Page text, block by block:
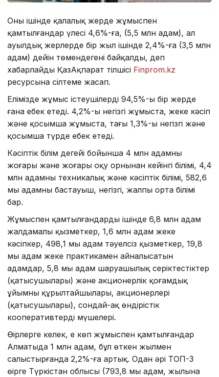
Оның ішінде қалалық жерде жұмыспен
қамтылғандар үлесі 4,6%-ға, (5,5 млн адам), ал
ауылдық жерлерде бір жыл ішінде 2,4%-ға (3,5 млн
адам) дейін төмендегені байқалды, деп
хабарлайды ҚазАқпарат тілшісі Finprom.kz
ресурсына сілтеме жасап.
Елімізде жұмыс істеушілердің 94,5%-ы бір жерде
ғана еңбек етеді. 4,2%-ы негізгі жұмыста, жеке кәсіп
және қосымша жұмыста, тағы 1,3%-ы негізгі және
қосымша түрде еңбек етеді.
Кәсіптік білім деңгейі бойынша 4 млн адамның
жоғары және жоғары оқу орнынан кейінгі білімі, 4,4
млн адамның техникалық және кәсіптік білімі, 582,6
мың адамның бастауыш, негізгі, жалпы орта білімі
бар.
Жұмыспен қамтылғандардың ішінде 6,8 млн адам
жалдамалы қызметкер, 1,6 млн адам жеке
кәсіпкер, 498,1 мың адам тәуелсіз қызметкер, 19,8
мың адам жеке практикамен айналысатын
адамдар, 5,8 мың адам шаруашылық серіктестіктер
(қатысушылары) және акционерлік қоғамдық
ұйымның құрылтайшылары, акционерлері
(қатысушылары), сондай-ақ өндірістік
кооперативтердің мүшелері.
Өңірлерге келек, ең көп жұмыспен қамтылғандар
Алматыда 1 млн адам, бұл өткен жылмен
салыстырғанда 2,2%-ға артық. Одан әрі ТОП-3
өңірге Түркістан облысы (793,8 мың адам, жылына